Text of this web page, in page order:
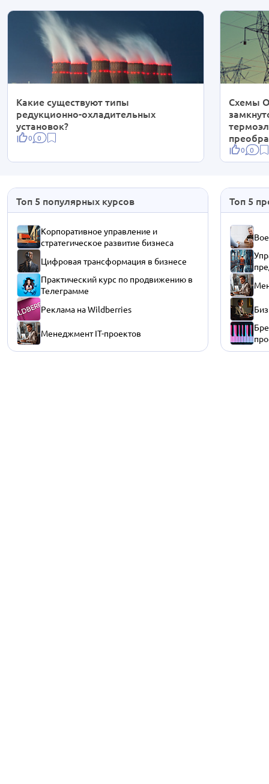
Какие существуют типы
редукционно-охладительных
установок?
0 0
Схемы
0 0
Топ 5 популярных курсов
Корпоративное управление и
стратегическое развитие бизнеса
Цифровая трансформация в бизнесе
Практический курс по продвижению в
Телеграмме
Реклама на Wildberries
Менеджмент IT-проектов
Топ 5